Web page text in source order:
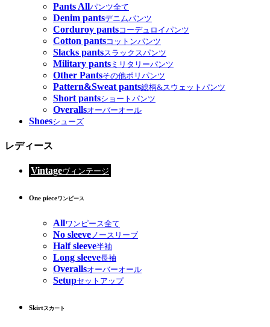
Pants Allパンツ全て
Denim pantsデニムパンツ
Corduroy pantsコーデュロイパンツ
Cotton pantsコットンパンツ
Slacks pantsスラックスパンツ
Military pants ミリタリーパンツ
Other Pantsその他ポリパンツ
Pattern&Sweat pants総柄&スウェットパンツ
Short pantsショートパンツ
Overallsオーバーオール
Shoesシューズ
レディース
Vintageヴィンテージ
One pieceワンピース
Allワンピース全て
No sleeveノースリーブ
Half sleeve半袖
Long sleeve長袖
Overallsオーバーオール
Setupセットアップ
Skirtスカート